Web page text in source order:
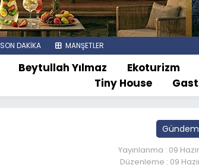
SON DAKİKA MANŞETLER
Beytullah Yılmaz Ekoturizm
Tiny House
Gündem
Yayınlanma : 09
Düzenleme : 09